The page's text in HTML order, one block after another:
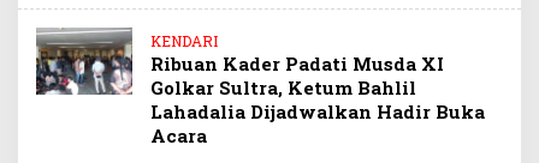
KENDARI
Ribuan Kader Padati Musda XI
Golkar Sultra, Ketum Bahlil
Lahadalia Dijadwalkan Hadir Buka
Acara